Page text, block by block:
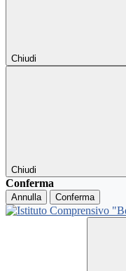
Chiudi
Chiudi
Conferma
Annulla Conferma